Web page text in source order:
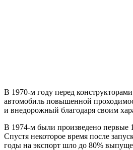
В 1970-м году перед
автомобиль повышенной
и внедорожный благодаря своим
В 1974-м были произведено первые
Спустя некоторое время после
годы на экспорт шло до 80%